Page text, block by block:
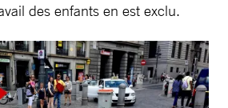
des enfants en est exclu.